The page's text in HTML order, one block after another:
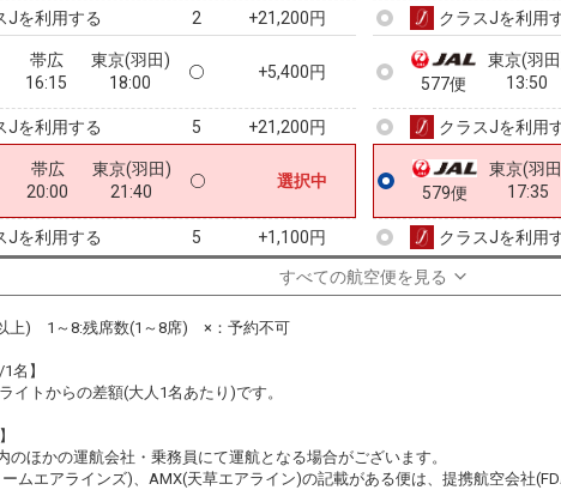
Jを利用する 2 +21,200円
帯広
16:15
東京(羽田)
18:00
+5,400円
Jを利用する 5 +21,200円
帯広
20:00
東京(羽田)
21:40
選択中
Jを利用する 5 +1,100円
クラスJを利用
577便
東京(羽
13:50
クラスJを利用
579便
東京(羽
17:35
クラスJを利用
すべての航空便を見る
上) 1～8:残席数(1～8席) ×：予約不可
名】
イトからの差額(大人1名あたり)です。
のほかの運航会社・乗務員にて運航となる場合がございます。
ームエアラインズ)、AMX(天草エアライン)の記載がある便は、提携航空会社